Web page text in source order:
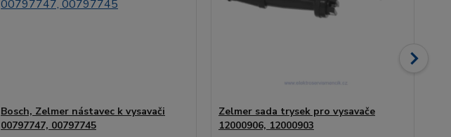
Bosch, Zelmer nástavec k vysavači
00797747, 00797745
Zelmer sada trysek pro vysavače
12000906, 12000903